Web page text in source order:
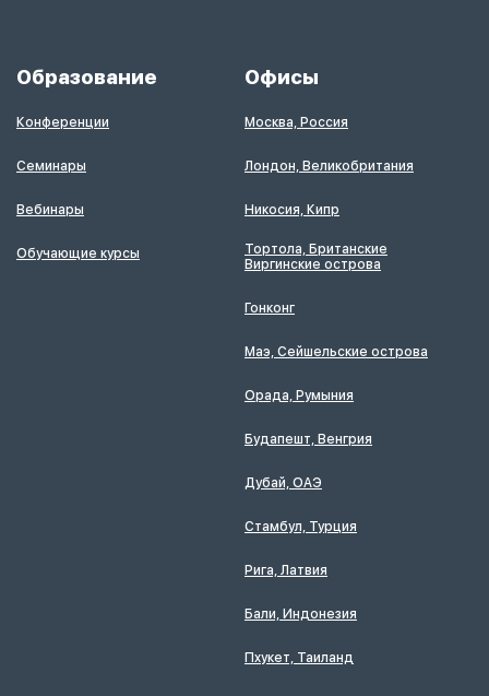
Образование
Конференции
Семинары
Вебинары
Обучающие курсы
Офисы
Москва, Россия
Лондон, Великобритания
Никосия, Кипр
Тортола, Британские
Виргинские острова
Гонконг
Маэ, Сейшельские острова
Орада, Румыния
Будапешт, Венгрия
Дубай, ОАЭ
Стамбул, Турция
Рига, Латвия
Бали, Индонезия
Пхукет, Таиланд